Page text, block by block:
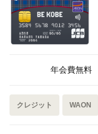
年会費無料
クレジット WAON